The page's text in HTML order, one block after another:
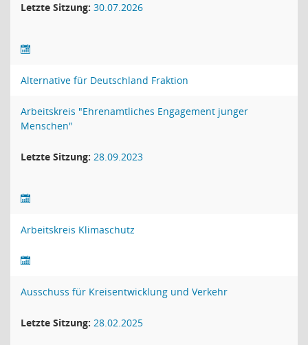
Letzte Sitzung: 30.07.2026
Alternative für Deutschland Fraktion
Arbeitskreis "Ehrenamtliches Engagement junger
Menschen"
Letzte Sitzung: 28.09.2023
Arbeitskreis Klimaschutz
Ausschuss für Kreisentwicklung und Verkehr
Letzte Sitzung: 28.02.2025